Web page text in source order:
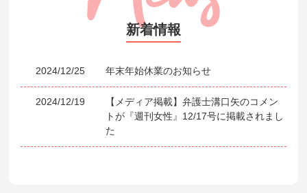
新着情報
2024/12/25 年末年始休業のお知らせ
2024/12/19
【メディア掲載】弁護士溝口矢のコメン
トが『週刊女性』12/17号に掲載されまし
た